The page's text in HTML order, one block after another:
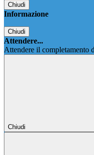
Chiudi
Informazione
Chiudi
Attendere...
Attendere il completamento
Chiudi